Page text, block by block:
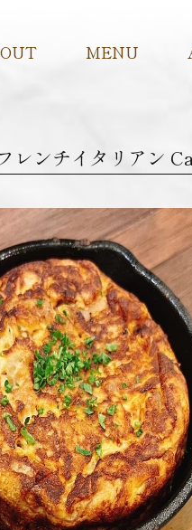
MENU
フレンチイタリアン